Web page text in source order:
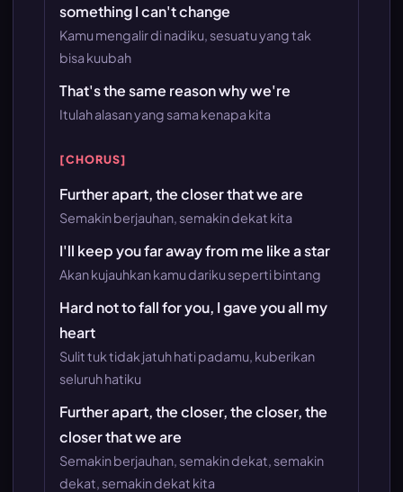
something I can't change
Kamu mengalir di nadiku, sesuatu yang tak
bisa kuubah
That's the same reason why we're
Itulah alasan yang sama kenapa kita
[CHORUS]
Further apart, the closer that we are
Semakin berjauhan, semakin dekat kita
I'll keep you far away from me like a star
Akan kujauhkan kamu dariku seperti bintang
Hard not to fall for you, I gave you all my
heart
Sulit tuk tidak jatuh hati padamu, kuberikan
seluruh hatiku
Further apart, the closer, the closer, the
closer that we are
Semakin berjauhan, semakin dekat, semakin
dekat, semakin dekat kita